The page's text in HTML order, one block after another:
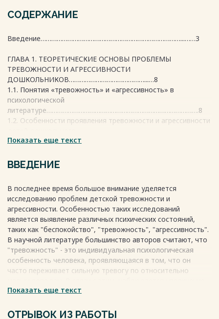
СОДЕРЖАНИЕ
Введение……………………………………………………………………...……3
ГЛАВА 1. ТЕОРЕТИЧЕСКИЕ ОСНОВЫ ПРОБЛЕМЫ
ТРЕВОЖНОСТИ И АГРЕССИВНОСТИ
ДОШКОЛЬНИКОВ……………………………………...…8
1.1. Понятия «тревожность» и «агрессивность» в
психологической
литературе………………………………………………………………………….8
1.2. Особенности проявления тревожности и агрессивности
возраста…………………………………………………………………….……....17
агрессивности у
дошкольников……………………………………………………………………..26
Выводы по первой
главе………………………………………………………..39
ГЛАВА 2. ЭМПИРИЧЕСКОЕ ИССЛЕДОВАНИЕ ТРЕВОЖНОСТИ
И АГРЕССИВНОСТИ У ДОШКОЛЬНИКОВ ……………………………...
……..40
2.1. Цели, задачи исследования…………………………….
…………………...40
2.2. Характеристика выборки и методик
2.3. Анализ и интерпретация результатов эмпирического
Показать еще текст
ВВЕДЕНИЕ
В последнее время большое внимание уделяется
исследованию проблем детской тревожности и
агрессивности. Особенностью таких исследований
является выявление различных психических состояний,
таких как "беспокойство", "тревожность", "агрессивность".
В научной литературе большинство авторов считают, что
"тревожность" - это индивидуальная психологическая
особенность человека, проявляющаяся в том, что он
часто переживает сильную тревогу по относительно
числа тревожных детей, которые часто испытывают
неустойчивость. Очень важно раннее выявление
Показать еще текст
ОТРЫВОК ИЗ РАБОТЫ